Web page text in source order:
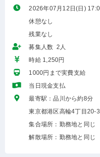
2026年07月12日(日)
休憩なし
残業なし
募集人数 2人
時給 1,250円
1000円まで実費支給
当日現金支払
最寄駅：品川から約8分
東京都港区高輪4丁目20-3
集合場所：勤務地と同じ
解散場所：勤務地と同じ